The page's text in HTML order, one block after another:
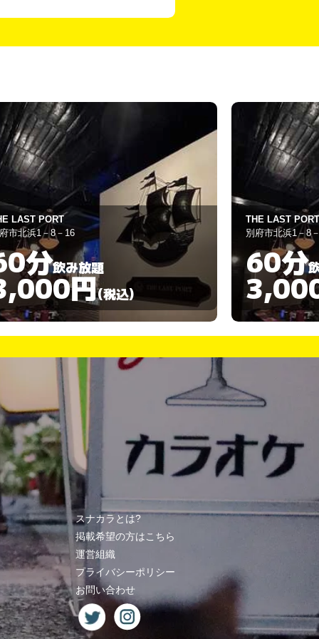
LAST PORT
市北浜1－8－16
分飲み放題
円(税込)
スナック ＮＯ.
別府市北浜1丁目
60分
スナカラとは?
掲載希望の方はこちら
運営組織
プライバシーポリシー
お問い合わせ